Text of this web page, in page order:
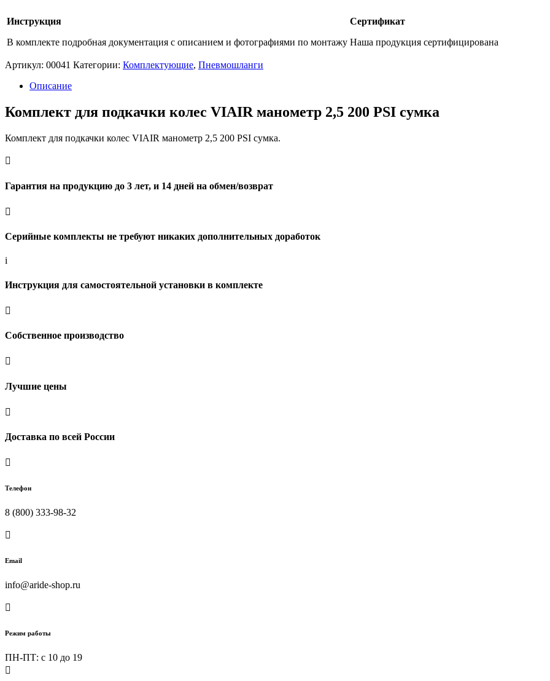
200
PSI
сумка
Инструкция
В комплекте подробная документация с описанием и фотографиями по монтажу
Сертификат
Наша продукция сертифицирована
Артикул: 00041 Категории: Комплектующие, Пневмошланги
Описание
Комплект для подкачки колес VIAIR манометр 2,5 200 PSI сумка
Комплект для подкачки колес VIAIR манометр 2,5 200 PSI сумка.

Гарантия на продукцию до 3 лет, и 14 дней на обмен/возврат

Серийные комплекты не требуют никаких дополнительных доработок
i
Инструкция для самостоятельной установки в комплекте

Собственное производство

Лучшие цены

Доставка по всей России

Телефон
8 (800) 333-98-32

Email
info@aride-shop.ru

Режим работы
ПН-ПТ: c 10 до 19
